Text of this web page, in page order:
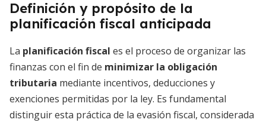
Definición y propósito de la
planificación fiscal anticipada
La planificación fiscal es el proceso de organizar las
finanzas con el fin de minimizar la obligación
tributaria mediante incentivos, deducciones y
exenciones permitidas por la ley. Es fundamental
distinguir esta práctica de la evasión fiscal, considerada